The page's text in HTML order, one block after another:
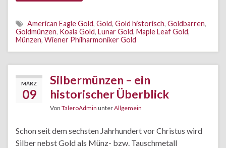
American Eagle Gold, Gold, Gold historisch, Goldbarren,
Goldmünzen, Koala Gold, Lunar Gold, Maple Leaf Gold,
Münzen, Wiener Philharmoniker Gold
MÄRZ
09
Silbermünzen – ein
historischer Überblick
Von TaleroAdmin unterAllgemein
Schon seit dem sechsten Jahrhundert vor Christus wird
Silber nebst Gold als Münz- bzw. Tauschmetall